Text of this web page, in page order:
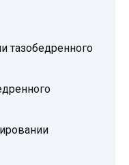
тазобедренного